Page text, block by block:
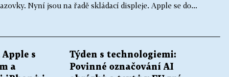
Nyní jsou na řadě skládací displeje. Apple se do...
s
a
Týden s technologiemi:
Povinné označování AI